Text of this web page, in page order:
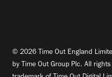
© 2026 Time Out England
by Time Out Group Plc. All